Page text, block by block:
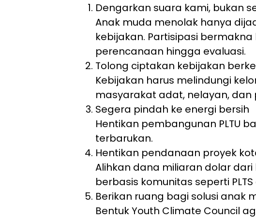
Dengarkan suara kami, bukan
Anak muda menolak hanya
kebijakan. Partisipasi
perencanaan hingga evaluasi.
Tolong ciptakan kebijakan
Kebijakan harus melindungi
masyarakat adat, nelayan,
Segera pindah ke energi bersih
Hentikan pembangunan PLTU
terbarukan.
Hentikan pendanaan proyek
Alihkan dana miliaran dolar
berbasis komunitas seperti PLTS
Berikan ruang bagi solusi anak
Bentuk Youth Climate Council